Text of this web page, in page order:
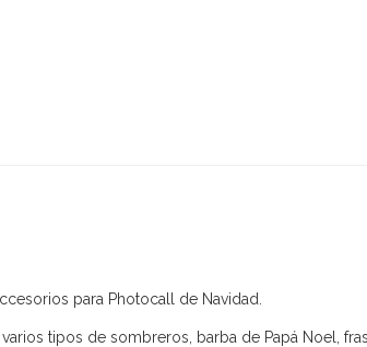
para Photocall de Navidad.
tipos de sombreros, barba de Papá Noel,